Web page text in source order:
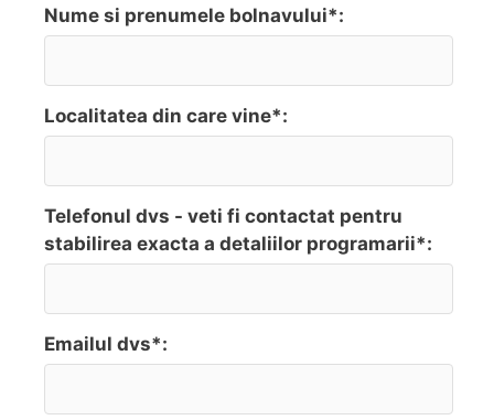
Nume si prenumele bolnavului*:
Localitatea din care vine*:
Telefonul dvs - veti fi contactat pentru
stabilirea exacta a detaliilor programarii*:
Emailul dvs*: